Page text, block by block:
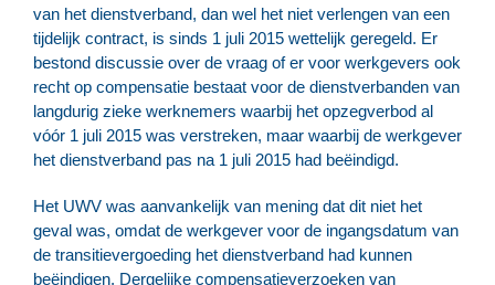
van het dienstverband, dan wel het niet verlengen van een
tijdelijk contract, is sinds 1 juli 2015 wettelijk geregeld. Er
bestond discussie over de vraag of er voor werkgevers ook
recht op compensatie bestaat voor de dienstverbanden van
langdurig zieke werknemers waarbij het opzegverbod al
vóór 1 juli 2015 was verstreken, maar waarbij de werkgever
het dienstverband pas na 1 juli 2015 had beëindigd.
Het UWV was aanvankelijk van mening dat dit niet het
geval was, omdat de werkgever voor de ingangsdatum van
de transitievergoeding het dienstverband had kunnen
beëindigen. Dergelijke compensatieverzoeken van